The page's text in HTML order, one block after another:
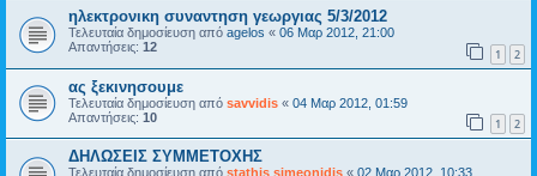
ηλεκτρονικη συναντηση γεωργιας 5/3/2012
Τελευταία δημοσίευση από agelos « 06 Μαρ 2012, 21:00
Απαντήσεις: 12 1 2
ας ξεκινησουμε
Τελευταία δημοσίευση από savvidis « 04 Μαρ 2012, 01:59
Απαντήσεις: 10 1 2
ΔΗΛΩΣΕΙΣ ΣΥΜΜΕΤΟΧΗΣ
Τελευταία δημοσίευση από stathis simeonidis « 02 Μαρ 2012, 10:33